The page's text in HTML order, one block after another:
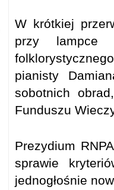
W krótkiej
przy lampce
pianisty
sobotnich obrad,
Funduszu
Prezydium
sprawie
jednogłośnie